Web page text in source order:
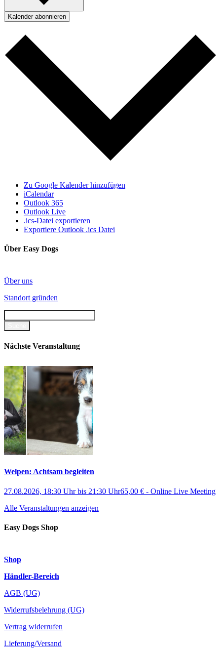
Kalender abonnieren
Zu Google Kalender hinzufügen
iCalendar
Outlook 365
Outlook Live
.ics-Datei exportieren
Exportiere Outlook .ics Datei
Über Easy Dogs
Über uns
Standort gründen
Nächste Veranstaltung
Welpen: Achtsam begleiten
27.08.2026, 18:30 Uhrbis 21:30 Uhr65,00 € - Online Live Meeting
Alle Veranstaltungen anzeigen
Easy Dogs Shop
Shop
Händler-Bereich
AGB (UG)
Widerrufsbelehrung (UG)
Vertrag widerrufen
Lieferung/Versand